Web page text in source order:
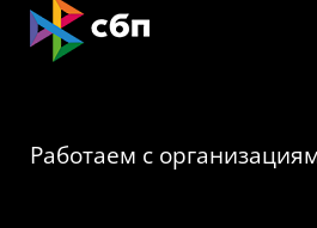
Работаем с